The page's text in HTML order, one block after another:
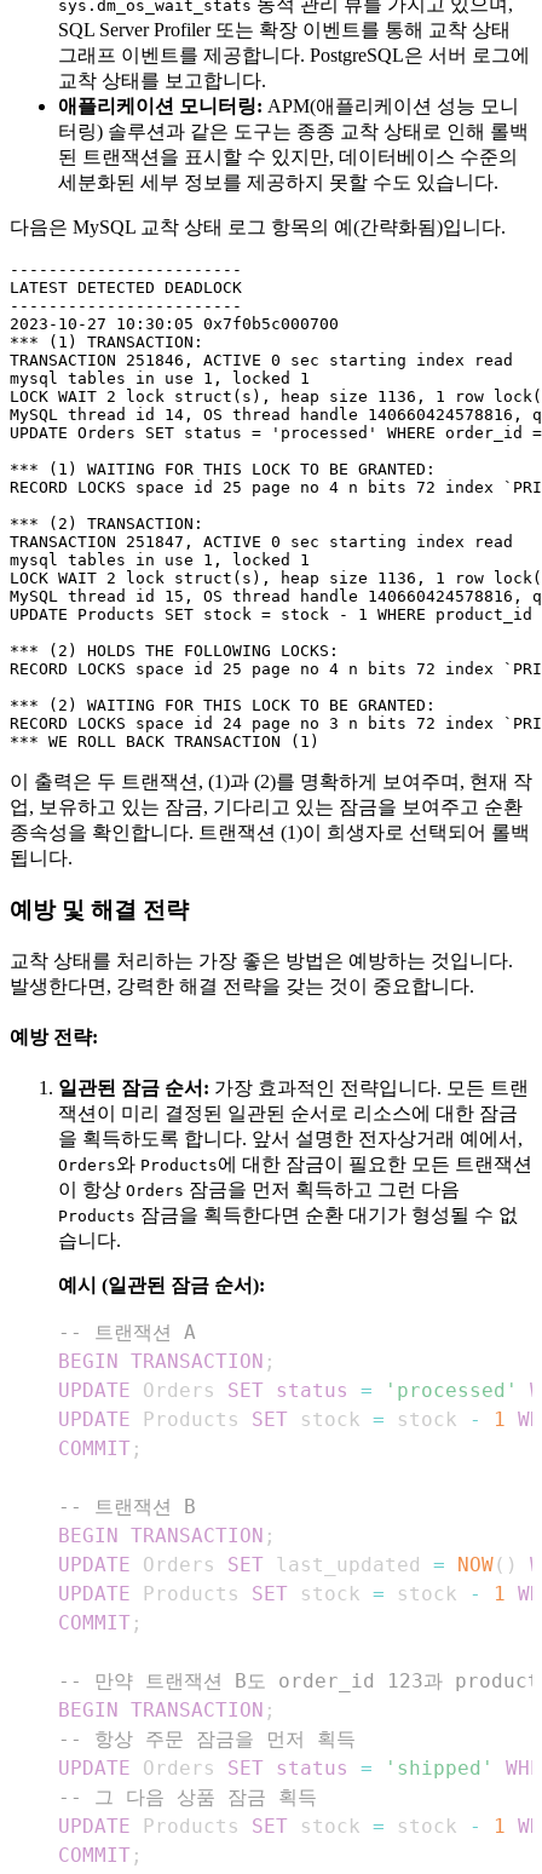
sys.dm_os_wait_stats 동적 관리 뷰를 가지고 있으며,
SQL Server Profiler 또는 확장 이벤트를 통해 교착 상태
그래프 이벤트를 제공합니다. PostgreSQL은 서버 로그에
교착 상태를 보고합니다.
애플리케이션 모니터링: APM(애플리케이션 성능 모니
터링) 솔루션과 같은 도구는 종종 교착 상태로 인해 롤백
된 트랜잭션을 표시할 수 있지만, 데이터베이스 수준의
세분화된 세부 정보를 제공하지 못할 수도 있습니다.
다음은 MySQL 교착 상태 로그 항목의 예(간략화됨)입니다.
------------------------
LATEST DETECTED DEADLOCK
------------------------
2023-10-27 10:30:05 0x7f0b5c000700
*** (1) TRANSACTION:
TRANSACTION 251846, ACTIVE 0 sec starting index read
mysql tables in use 1, locked 1
LOCK WAIT 2 lock struct(s), heap size 1136, 1 row
MySQL thread id 14, OS thread handle
UPDATE Orders SET status = 'processed' WHERE order_id
*** (1) WAITING FOR THIS LOCK TO BE GRANTED:
RECORD LOCKS space id 25 page no 4 n bits 72 index
*** (2) TRANSACTION:
TRANSACTION 251847, ACTIVE 0 sec starting index read
mysql tables in use 1, locked 1
LOCK WAIT 2 lock struct(s), heap size 1136, 1 row
MySQL thread id 15, OS thread handle
UPDATE Products SET stock = stock - 1 WHERE product_id
*** (2) HOLDS THE FOLLOWING LOCKS:
RECORD LOCKS space id 25 page no 4 n bits 72 index
*** (2) WAITING FOR THIS LOCK TO BE GRANTED:
RECORD LOCKS space id 24 page no 3 n bits 72 index
이 출력은 두 트랜잭션, (1)과 (2)를 명확하게 보여주며, 현재 작
업, 보유하고 있는 잠금, 기다리고 있는 잠금을 보여주고 순환
종속성을 확인합니다. 트랜잭션 (1)이 희생자로 선택되어 롤백
됩니다.
예방 및 해결 전략
교착 상태를 처리하는 가장 좋은 방법은 예방하는 것입니다.
발생한다면, 강력한 해결 전략을 갖는 것이 중요합니다.
예방 전략:
일관된 잠금 순서: 가장 효과적인 전략입니다. 모든 트랜
잭션이 미리 결정된 일관된 순서로 리소스에 대한 잠금
을 획득하도록 합니다. 앞서 설명한 전자상거래 예에서,
Orders와 Products에 대한 잠금이 필요한 모든 트랜잭션
이 항상 Orders 잠금을 먼저 획득하고 그런 다음
Products 잠금을 획득한다면 순환 대기가 형성될 수 없
습니다.
예시 (일관된 잠금 순서):
-- 트랜잭션 A
BEGIN TRANSACTION ;
UPDATE Orders SET status = 'processed'
UPDATE Products SET stock = stock - 1
COMMIT ;
-- 트랜잭션 B
BEGIN TRANSACTION ;
UPDATE Orders SET last_updated = NOW( )
UPDATE Products SET stock = stock - 1
COMMIT ;
-- 만약 트랜잭션 B도 order_id 123과
BEGIN TRANSACTION ;
-- 항상 주문 잠금을 먼저 획득
UPDATE Orders SET status = 'shipped'
-- 그 다음 상품 잠금 획득
UPDATE Products SET stock = stock - 1
COMMIT ;